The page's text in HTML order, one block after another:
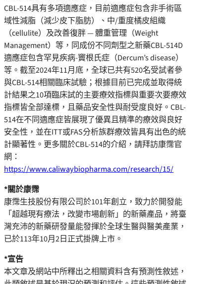
CBL-514具有多項適應症，目前適應症包含非手術區
域性減脂（減少皮下脂肪）、中/重度橘皮組織
（cellulite）及改善復胖 — 體重管理（Weight
Management）等，同成份不同劑型之新藥CBL-514D
適應症包含罕見疾病-竇根氏症（Dercum’s disease）
等。截至2024年11月底，全球已共有520名受試者參
與CBL-514相關臨床試驗；根據目前已完成並取得統
計結果之10項臨床試的主要療效指標與重要次要療效
指標皆全部達標，且藥品安全性與耐受度良好。CBL-
514在不同適應症皆展現了優異且精準的療效與良好
安全性，並在ITT或FAS分析族群療效皆具有出色的統
計顯著性。更多關於CBL-514的介紹，請拜訪康霈官
網：
https://www.caliwaybiopharma.com/research/15/
*關於康霈
康霈生技股份有限公司於101年創立，致力於開發能
「超越現有療法，改變市場創新」的新藥產品，將臺
灣充沛的新藥研發量能發揮於全球生醫與醫美產業，
已於113年10月2日正式掛牌上市。
*宣告
本文章及網站中所釋出之相關資料含有預測性敘述，